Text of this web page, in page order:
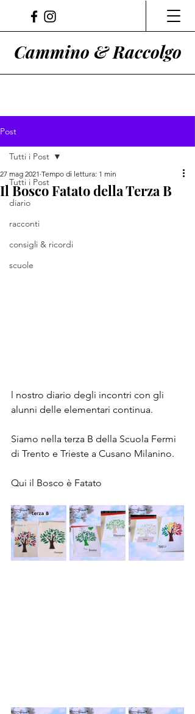
Cammino & Raccolgo
Post
Tutti i Post
diario
racconti
consigli & ricordi
scuole
Tutti i Post
Il Bosco Fatato della Terza B
27 mag 2021 Tempo di lettura: 1 min
l nostro diario degli incontri con gli
alunni delle elementari continua.
Siamo nella terza B della Scuola Fermi
di Trento e Trieste a Cusano Milanino.
Qui il Bosco è Fatato